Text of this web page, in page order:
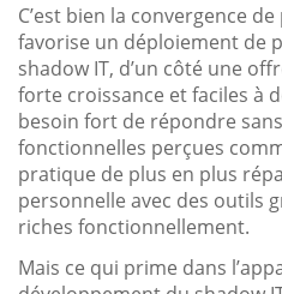
C’est bien la convergence
favorise un déploiement de
shadow IT, d’un côté une
forte croissance et faciles à
besoin fort de répondre
fonctionnelles perçues
pratique de plus en plus
personnelle avec des outils
riches fonctionnellement.
Mais ce qui prime dans